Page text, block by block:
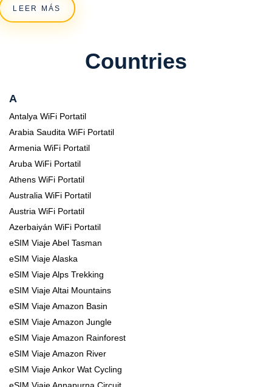
LEER MÁS
Countries
A
Antalya WiFi Portatil
Arabia Saudita WiFi Portatil
Armenia WiFi Portatil
Aruba WiFi Portatil
Athens WiFi Portatil
Australia WiFi Portatil
Austria WiFi Portatil
Azerbaiyán WiFi Portatil
eSIM Viaje Abel Tasman
eSIM Viaje Alaska
eSIM Viaje Alps Trekking
eSIM Viaje Altai Mountains
eSIM Viaje Amazon Basin
eSIM Viaje Amazon Jungle
eSIM Viaje Amazon Rainforest
eSIM Viaje Amazon River
eSIM Viaje Ankor Wat Cycling